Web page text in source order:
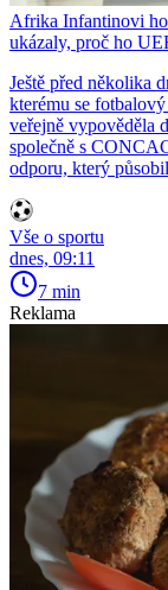
Afrika Infantinovi
ukázaly, proč ho
Ještě před několika
kterému se
veřejně vypověděla
společně s
odporu, který
Vše o sportu
dnes, 09:11
7 min
Reklama